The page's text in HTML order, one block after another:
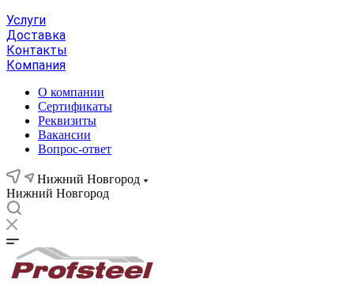
Услуги
Доставка
Контакты
Компания
О компании
Сертификаты
Реквизиты
Вакансии
Вопрос-ответ
Нижний Новгород
Нижний Новгород